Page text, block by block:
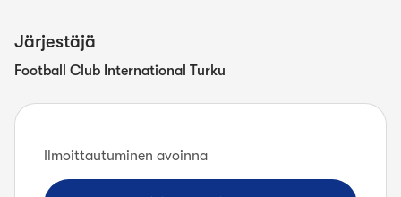
Järjestäjä
Football Club International Turku
Ilmoittautuminen avoinna